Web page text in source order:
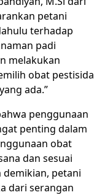
petani
terhadap
padi
melakukan
obat pestisida
ada.”
penggunaan
penting dalam
obat
dan sesuai
petani
dari serangan